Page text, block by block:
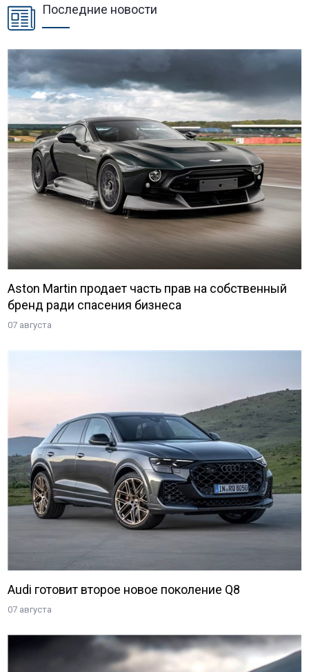
Последние новости
Aston Martin продает часть прав на собственный
бренд ради спасения бизнеса
07 августа
Audi готовит второе новое поколение Q8
07 августа